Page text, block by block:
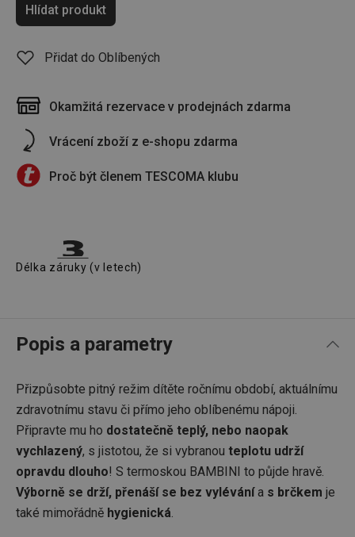
Hlídat produkt
Přidat do Oblíbených
Okamžitá rezervace v prodejnách zdarma
Vrácení zboží z e-shopu zdarma
Proč být členem TESCOMA klubu
Délka záruky (v letech)
Popis a parametry
Přizpůsobte pitný režim dítěte ročnímu období, aktuálnímu
zdravotnímu stavu či přímo jeho oblíbenému nápoji.
Připravte mu ho dostatečně teplý, nebo naopak
vychlazený, s jistotou, že si vybranou teplotu udrží
opravdu dlouho! S termoskou BAMBINI to půjde hravě.
Výborně se drží, přenáší se bez vylévánía s brčkem je
také mimořádně hygienická